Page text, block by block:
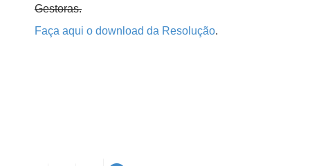
Gestoras.
Faça aqui o download da Resolução.